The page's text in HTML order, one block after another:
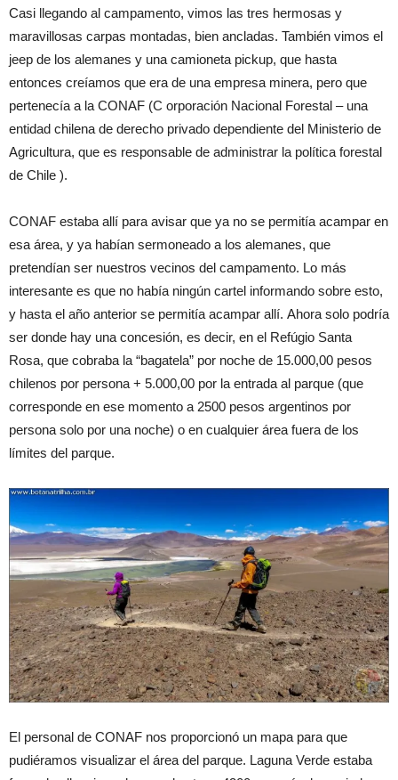
Casi llegando al campamento, vimos las tres hermosas y
maravillosas carpas montadas, bien ancladas. También vimos el
jeep de los alemanes y una camioneta pickup, que hasta
entonces creíamos que era de una empresa minera, pero que
pertenecía a la CONAF (C orporación Nacional Forestal – una
entidad chilena de derecho privado dependiente del Ministerio de
Agricultura, que es responsable de administrar la política forestal
de Chile ).
CONAF estaba allí para avisar que ya no se permitía acampar en
esa área, y ya habían sermoneado a los alemanes, que
pretendían ser nuestros vecinos del campamento. Lo más
interesante es que no había ningún cartel informando sobre esto,
y hasta el año anterior se permitía acampar allí. Ahora solo podría
ser donde hay una concesión, es decir, en el Refúgio Santa
Rosa, que cobraba la “bagatela” por noche de 15.000,00 pesos
chilenos por persona + 5.000,00 por la entrada al parque (que
corresponde en ese momento a 2500 pesos argentinos por
persona solo por una noche) o en cualquier área fuera de los
límites del parque.
El personal de CONAF nos proporcionó un mapa para que
pudiéramos visualizar el área del parque. Laguna Verde estaba